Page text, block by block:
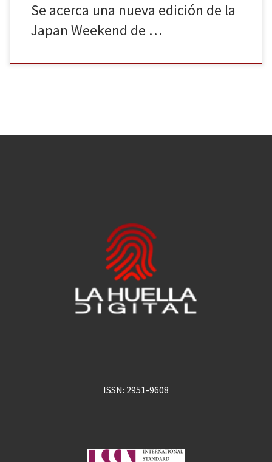
Se acerca una nueva edición de la
Japan Weekend de …
ISSN: 2951-9608